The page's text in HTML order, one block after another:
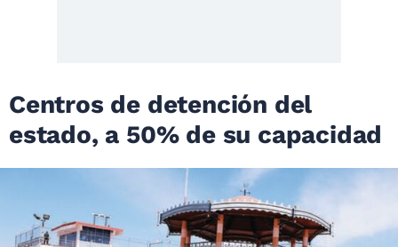
Centros de detención del
estado, a 50% de su capacidad